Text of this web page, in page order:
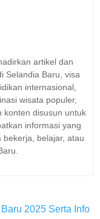
artikel dan
Selandia Baru, visa
internasional,
wisata populer,
konten disusun untuk
informasi yang
belajar, atau
2025 Serta Info